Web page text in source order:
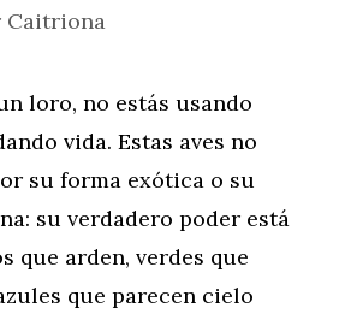
Caitriona
loro, no estás usando
vida. Estas aves no
su forma exótica o su
su verdadero poder está
que arden, verdes que
que parecen cielo